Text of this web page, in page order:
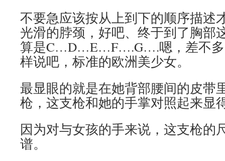
不要急应该按从上到下的顺序描述
光滑的脖颈，好吧、终于到了胸部
算是C…D…E…F….G….嗯，差不多
样说吧，标准的欧洲美少女。
最显眼的就是在她背部腰间的皮带
枪，这支枪和她的手掌对照起来显
因为对与女孩的手来说，这支枪的
谱。